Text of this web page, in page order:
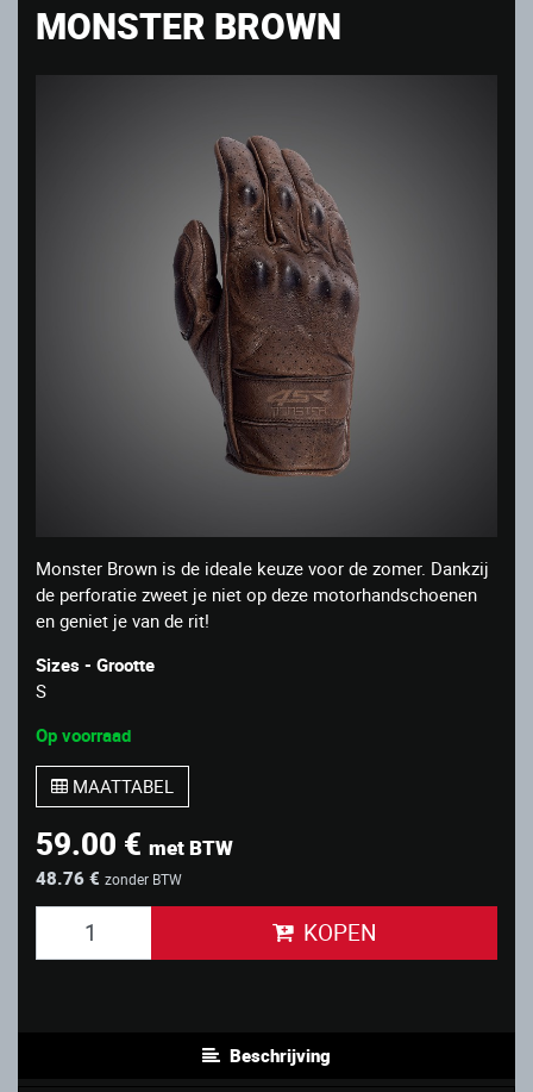
MONSTER BROWN
Monster Brown is de ideale keuze voor de zomer. Dankzij
de perforatie zweet je niet op deze motorhandschoenen
en geniet je van de rit!
Sizes - Grootte
S
Op voorraad
MAATTABEL
59.00 € met BTW
48.76 € zonder BTW
KOPEN
Beschrijving